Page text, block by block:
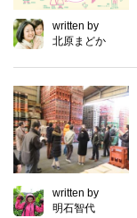
written by
北原まどか
written by
明石智代